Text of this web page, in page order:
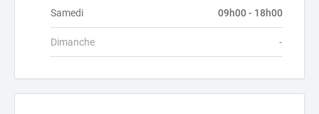
Samedi 09h00 - 18h00
Dimanche -